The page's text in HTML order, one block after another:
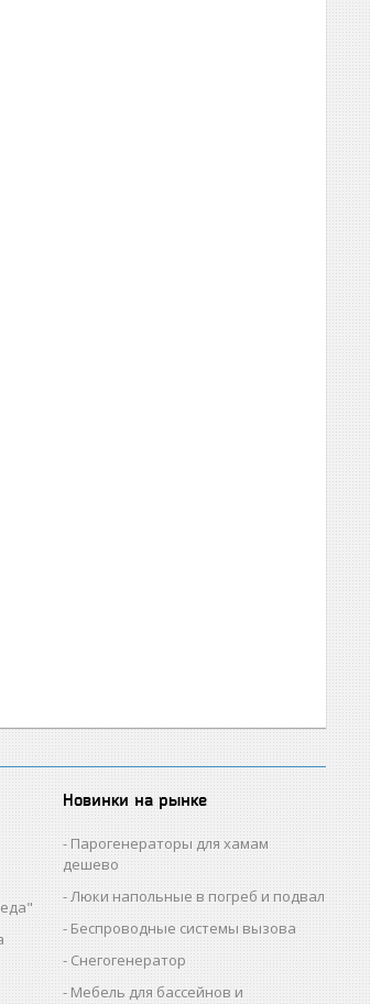
Новинки на рынке
Парогенераторы для хамам
дешево
Люки напольные в погреб и подвал
Беспроводные системы вызова
Снегогенератор
Мебель для бассейнов и